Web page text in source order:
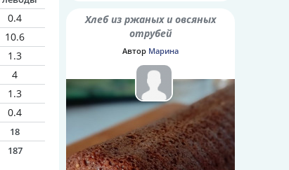
0.4
10.6
1.3
4
1.3
0.4
18
187
Хлеб из ржаных и овсяных
отрубей
Автор Марина